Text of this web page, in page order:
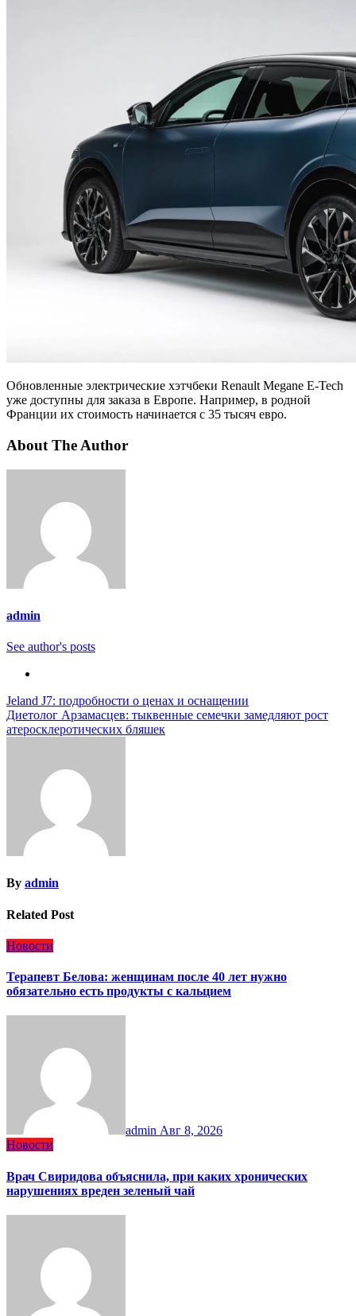
Обновленные электрические хэтчбеки Renault Megane E-Tech
уже доступны для заказа в Европе. Например, в родной
Франции их стоимость начинается с 35 тысяч евро.
About The Author
admin
See author's posts
Навигация
по
Jeland J7: подробности о ценах и оснащении
Диетолог Арзамасцев: тыквенные семечки замедляют рост
атеросклеротических бляшек
By admin
Related Post
Новости
Терапевт Белова: женщинам после 40 лет нужно
обязательно есть продукты с кальцием
admin Авг 8, 2026
Новости
Врач Свиридова объяснила, при каких хронических
нарушениях вреден зеленый чай